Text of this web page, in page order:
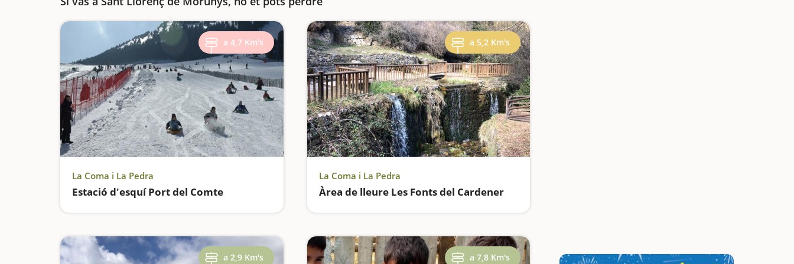
a 4,7 Km's
La Coma i La Pedra
Estació d'esquí Port del Comte
a 5,2 Km's
La Coma i La Pedra
Àrea de lleure Les Fonts del Cardener
a 2,9 Km's a 7,8 Km's